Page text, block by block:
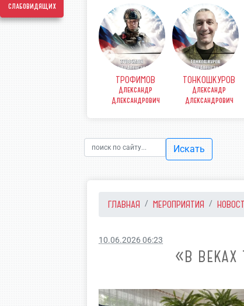
слабовидящих
ТРОФИМОВ
Александр
Александрович
ТОНКОШКУРОВ
Александр
Александрович
Искать
ГЛАВНАЯ МЕРОПРИЯТИЯ
10.06.2026 06:23
«В